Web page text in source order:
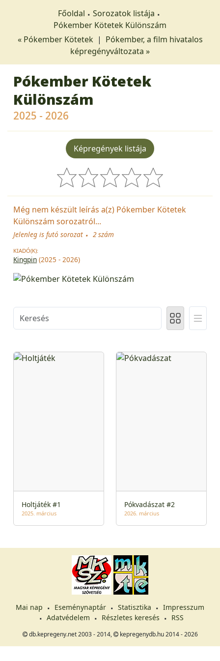
Főoldal
Sorozatok listája
Pókember Kötetek Különszám
« Pókember Kötetek | Pókember, a film hivatalos
képregényváltozata »
Pókember Kötetek
Különszám
2025 - 2026
Képregények listája
Még nem készült leírás a(z) Pókember Kötetek
Különszám sorozatról...
Jelenleg is futó sorozat 2 szám
KIADÓ(K):
Kingpin (2025 - 2026)
Holtjáték #1
2025. március
Pókvadászat #2
2026. március
Mai nap Eseménynaptár Statisztika
Impresszum
Adatvédelem
Részletes keresés RSS
db.kepregeny.net 2003 - 2014, kepregenydb.hu 2014 - 2026